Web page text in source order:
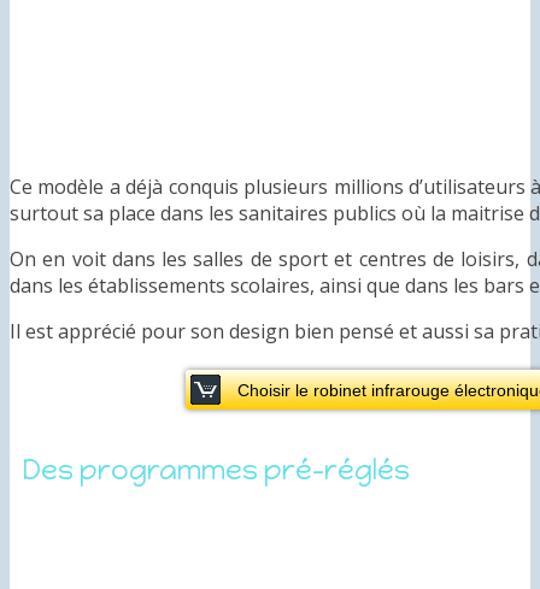
Ce modèle a déjà conquis plusieurs millions
surtout sa place dans les sanitaires publics où la maitrise
On en voit dans les salles de sport et centres de loisirs,
dans les établissements scolaires, ainsi que dans les bars
Il est apprécié pour son design bien pensé et aussi sa
Choisir le robinet infrarouge
Des programmes pré-réglés